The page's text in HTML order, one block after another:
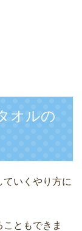
オルの
いくやり方に
ともできま